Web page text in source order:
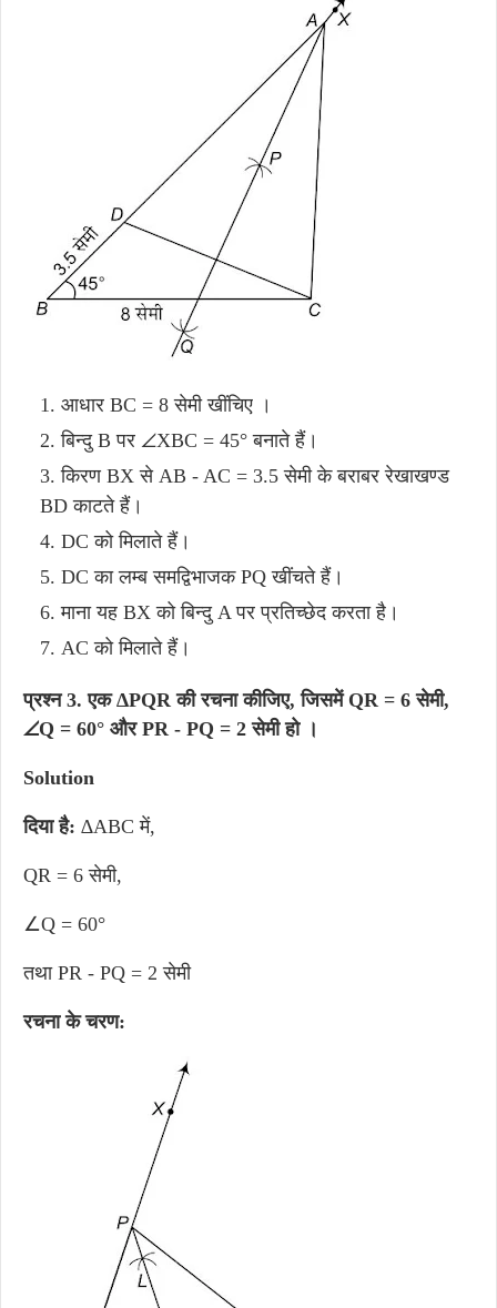
आधार BC = 8 सेमी खींचिए ।
बिन्दु B पर ∠XBC = 45° बनाते हैं।
किरण BX से AB - AC = 3.5 सेमी के बराबर रेखाखण्ड
BD काटते हैं।
DC को मिलाते हैं।
DC का लम्ब समद्विभाजक PQ खींचते हैं।
माना यह BX को बिन्दु A पर प्रतिच्छेद करता है।
AC को मिलाते हैं।
प्रश्न 3. एक ∆PQR की रचना कीजिए, जिसमें QR = 6 सेमी,
∠Q = 60° और PR - PQ = 2 सेमी हो ।
Solution
दिया है: ∆ABC में,
QR = 6 सेमी,
∠Q = 60°
तथा PR - PQ = 2 सेमी
रचना के चरण: